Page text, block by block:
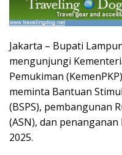
Jakarta – Bupati
mengunjungi
Pemukiman
meminta Bantuan
(BSPS), pembangunan
(ASN), dan
2025.